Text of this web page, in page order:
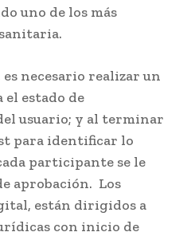
uno de los más
necesario realizar un
el estado de
usuario; y al terminar
para identificar lo
participante se le
aprobación. Los
están dirigidos a
con inicio de